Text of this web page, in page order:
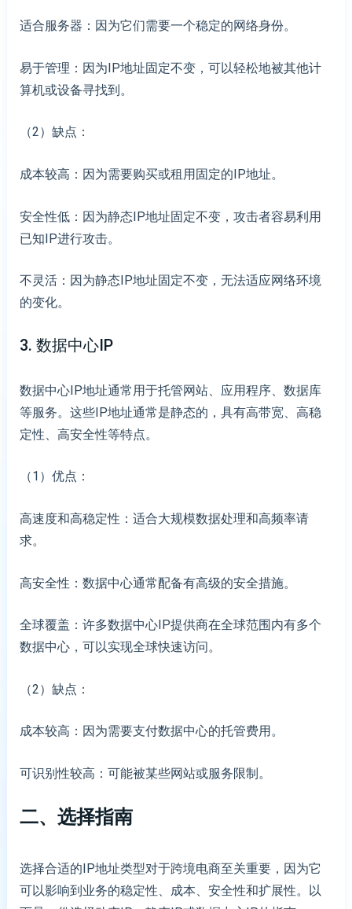
适合服务器：因为它们需要一个稳定的网络身份。
易于管理：因为IP地址固定不变，可以轻松地被其他计
算机或设备寻找到。
（2）缺点：
成本较高：因为需要购买或租用固定的IP地址。
安全性低：因为静态IP地址固定不变，攻击者容易利用
已知IP进行攻击。
不灵活：因为静态IP地址固定不变，无法适应网络环境
的变化。
3. 数据中心IP
数据中心IP地址通常用于托管网站、应用程序、数据库
等服务。这些IP地址通常是静态的，具有高带宽、高稳
定性、高安全性等特点。
（1）优点：
高速度和高稳定性：适合大规模数据处理和高频率请
求。
高安全性：数据中心通常配备有高级的安全措施。
全球覆盖：许多数据中心IP提供商在全球范围内有多个
数据中心，可以实现全球快速访问。
（2）缺点：
成本较高：因为需要支付数据中心的托管费用。
可识别性较高：可能被某些网站或服务限制。
二、选择指南
选择合适的IP地址类型对于跨境电商至关重要，因为它
可以影响到业务的稳定性、成本、安全性和扩展性。以